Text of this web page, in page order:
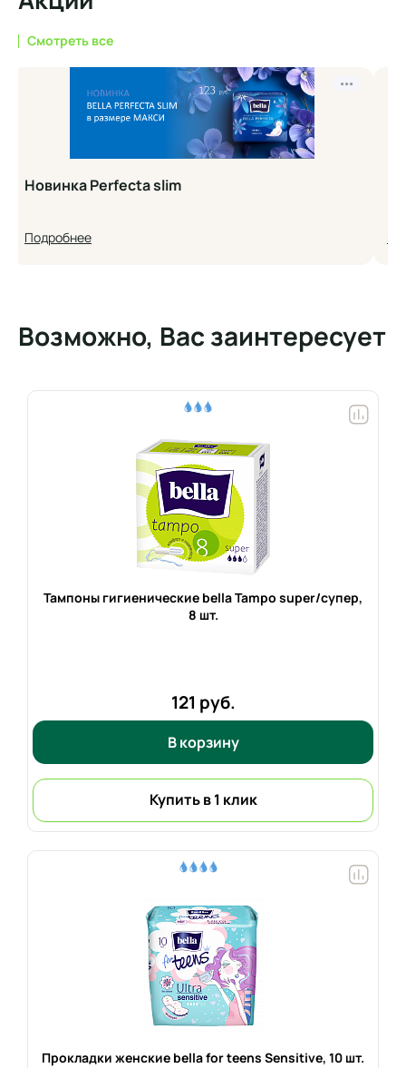
Смотреть все
•••
Новинка Perfecta slim
Подробнее
Возможно, Вас заинтересует
Тампоны гигиенические bella Tampo super/супер,
8 шт.
121 руб.
В корзину
Купить в 1 клик
Прокладки женские bella for teens Sensitive, 10 шт.